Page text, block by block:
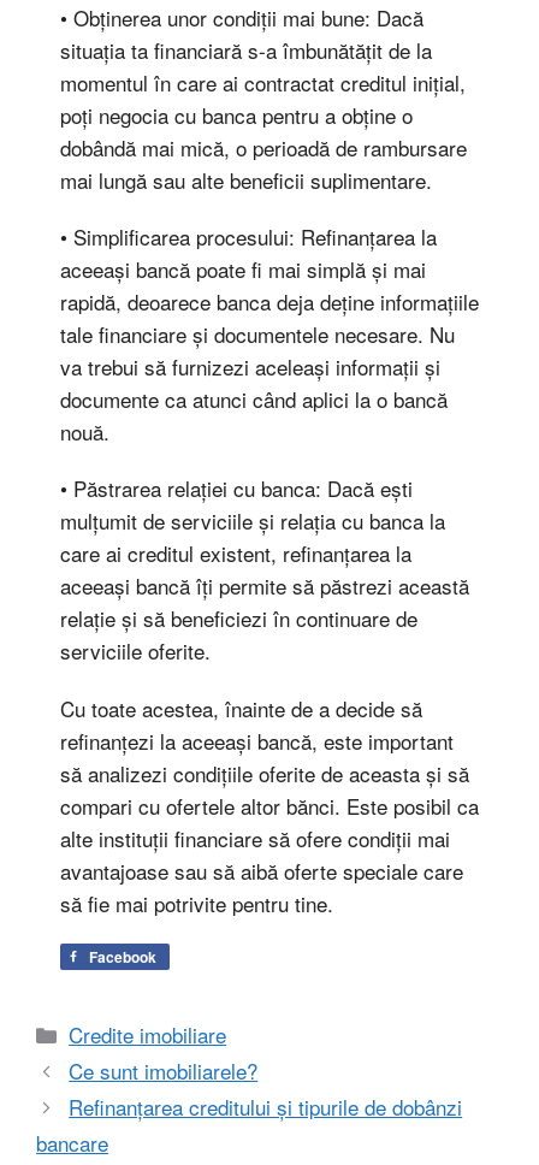
• Obținerea unor condiții mai bune: Dacă
situația ta financiară s-a îmbunătățit de la
momentul în care ai contractat creditul inițial,
poți negocia cu banca pentru a obține o
dobândă mai mică, o perioadă de rambursare
mai lungă sau alte beneficii suplimentare.
• Simplificarea procesului: Refinanțarea la
aceeași bancă poate fi mai simplă și mai
rapidă, deoarece banca deja deține informațiile
tale financiare și documentele necesare. Nu
va trebui să furnizezi aceleași informații și
documente ca atunci când aplici la o bancă
nouă.
• Păstrarea relației cu banca: Dacă ești
mulțumit de serviciile și relația cu banca la
care ai creditul existent, refinanțarea la
aceeași bancă îți permite să păstrezi această
relație și să beneficiezi în continuare de
serviciile oferite.
Cu toate acestea, înainte de a decide să
refinanțezi la aceeași bancă, este important
să analizezi condițiile oferite de aceasta și să
compari cu ofertele altor bănci. Este posibil ca
alte instituții financiare să ofere condiții mai
avantajoase sau să aibă oferte speciale care
să fie mai potrivite pentru tine.
Facebook
Categorii
Credite imobiliare
Ce sunt imobiliarele?
Refinanțarea creditului și tipurile de dobânzi
bancare